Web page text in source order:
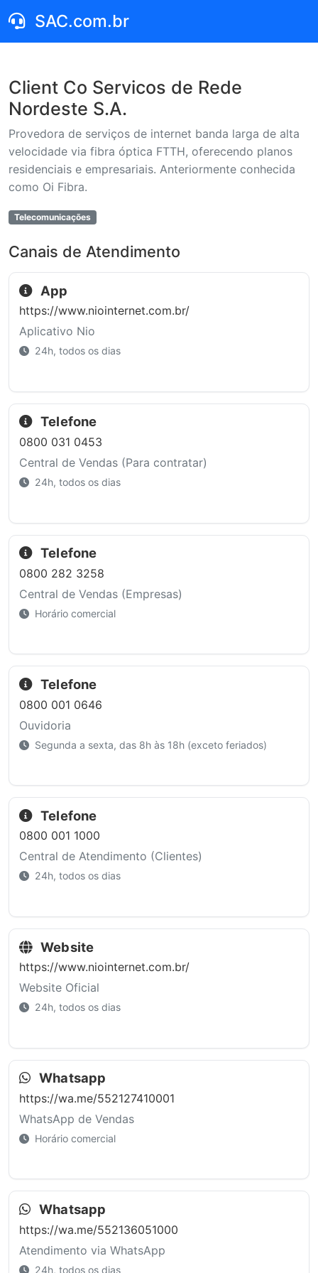
SAC.com.br
Client Co Servicos de Rede
Nordeste S.A.
Provedora de serviços de internet banda larga de alta
velocidade via fibra óptica FTTH, oferecendo planos
residenciais e empresariais. Anteriormente conhecida
como Oi Fibra.
Telecomunicações
Canais de Atendimento
App
https://www.niointernet.com.br/
Aplicativo Nio
24h, todos os dias
Telefone
0800 031 0453
Central de Vendas (Para contratar)
24h, todos os dias
Telefone
0800 282 3258
Central de Vendas (Empresas)
Horário comercial
Telefone
0800 001 0646
Ouvidoria
Segunda a sexta, das 8h às 18h (exceto feriados)
Telefone
0800 001 1000
Central de Atendimento (Clientes)
24h, todos os dias
Website
https://www.niointernet.com.br/
Website Oficial
24h, todos os dias
Whatsapp
https://wa.me/552127410001
WhatsApp de Vendas
Horário comercial
Whatsapp
https://wa.me/552136051000
Atendimento via WhatsApp
24h, todos os dias